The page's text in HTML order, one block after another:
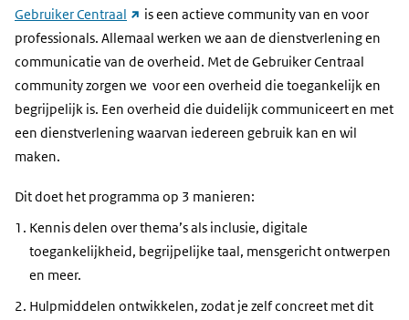
Gebruiker Centraal (link
naar
andere
website)
is een actieve community van en voor
professionals. Allemaal werken we aan de dienstverlening en
communicatie van de overheid. Met de Gebruiker Centraal
community zorgen we voor een overheid die toegankelijk en
begrijpelijk is. Een overheid die duidelijk communiceert en met
een dienstverlening waarvan iedereen gebruik kan en wil
maken.
Dit doet het programma op 3 manieren:
Kennis delen over thema’s als inclusie, digitale
toegankelijkheid, begrijpelijke taal, mensgericht ontwerpen
en meer.
Hulpmiddelen ontwikkelen, zodat je zelf concreet met dit